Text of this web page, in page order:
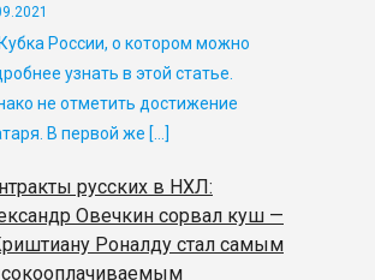
России, о котором можно
узнать в этой статье.
не отметить достижение
В первой же […]
русских в НХЛ:
Овечкин сорвал куш —
Роналду стал самым